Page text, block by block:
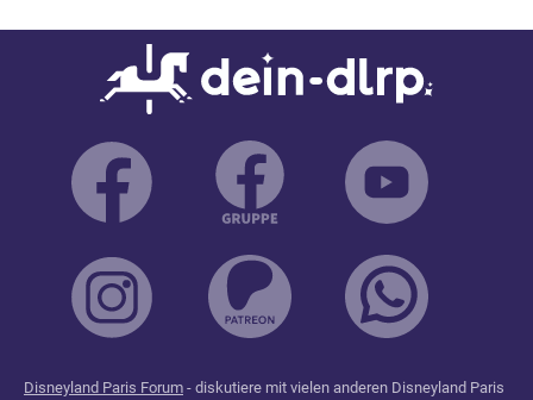
Disneyland Paris Forum - diskutiere mit vielen anderen Disneyland Paris